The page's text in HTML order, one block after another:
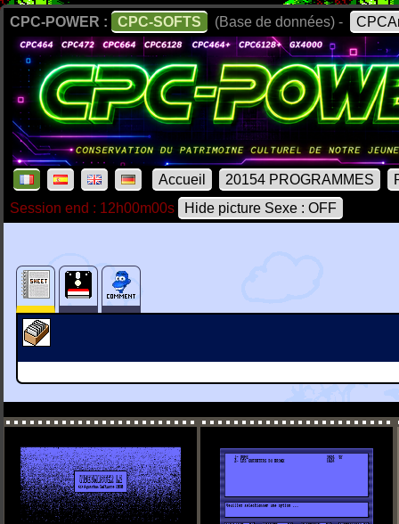
CPC-POWER : CPC-SOFTS (Base de données) -
Accueil 20154 PROGRAMMES
Session end : 12h00m00s
Hide picture Sexe : OFF